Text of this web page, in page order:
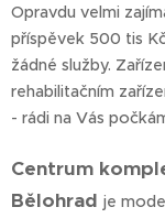
Opravdu velmi
příspěvek 500 tis
žádné služby.
rehabilitačním
- rádi na Vás
Centrum
Bělohrad je